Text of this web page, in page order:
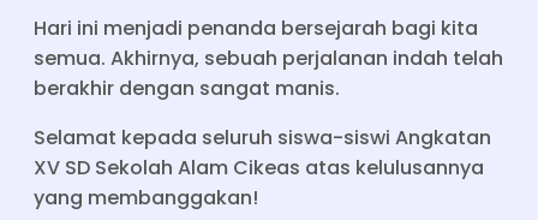
Hari ini menjadi penanda bersejarah bagi kita
semua. Akhirnya, sebuah perjalanan indah telah
berakhir dengan sangat manis.
Selamat kepada seluruh siswa-siswi Angkatan
XV SD Sekolah Alam Cikeas atas kelulusannya
yang membanggakan!